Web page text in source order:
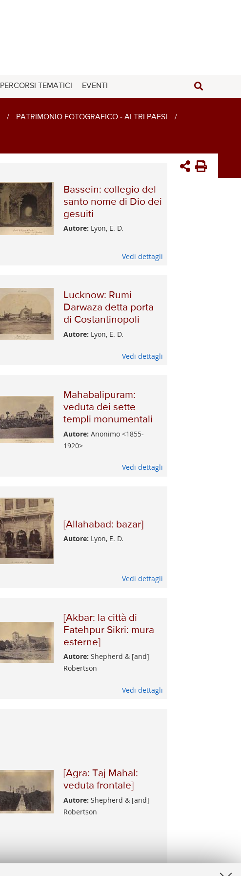
PERCORSI TEMATICI EVENTI
/ PATRIMONIO FOTOGRAFICO - ALTRI PAESI /
Bassein: collegio del
santo nome di Dio dei
gesuiti
Autore: Lyon, E. D.
Vedi dettagli
Lucknow: Rumi
Darwaza detta porta
di Costantinopoli
Autore: Lyon, E. D.
Vedi dettagli
Mahabalipuram:
veduta dei sette
templi monumentali
Autore: Anonimo <1855-
1920>
Vedi dettagli
[Allahabad: bazar]
Autore: Lyon, E. D.
Vedi dettagli
[Akbar: la città di
Fatehpur Sikri: mura
esterne]
Autore: Shepherd & [and]
Robertson
Vedi dettagli
[Agra: Taj Mahal:
veduta frontale]
Autore: Shepherd & [and]
Robertson